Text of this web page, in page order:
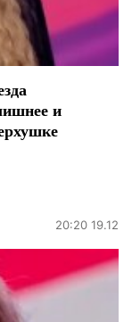
и
20:20 19.12